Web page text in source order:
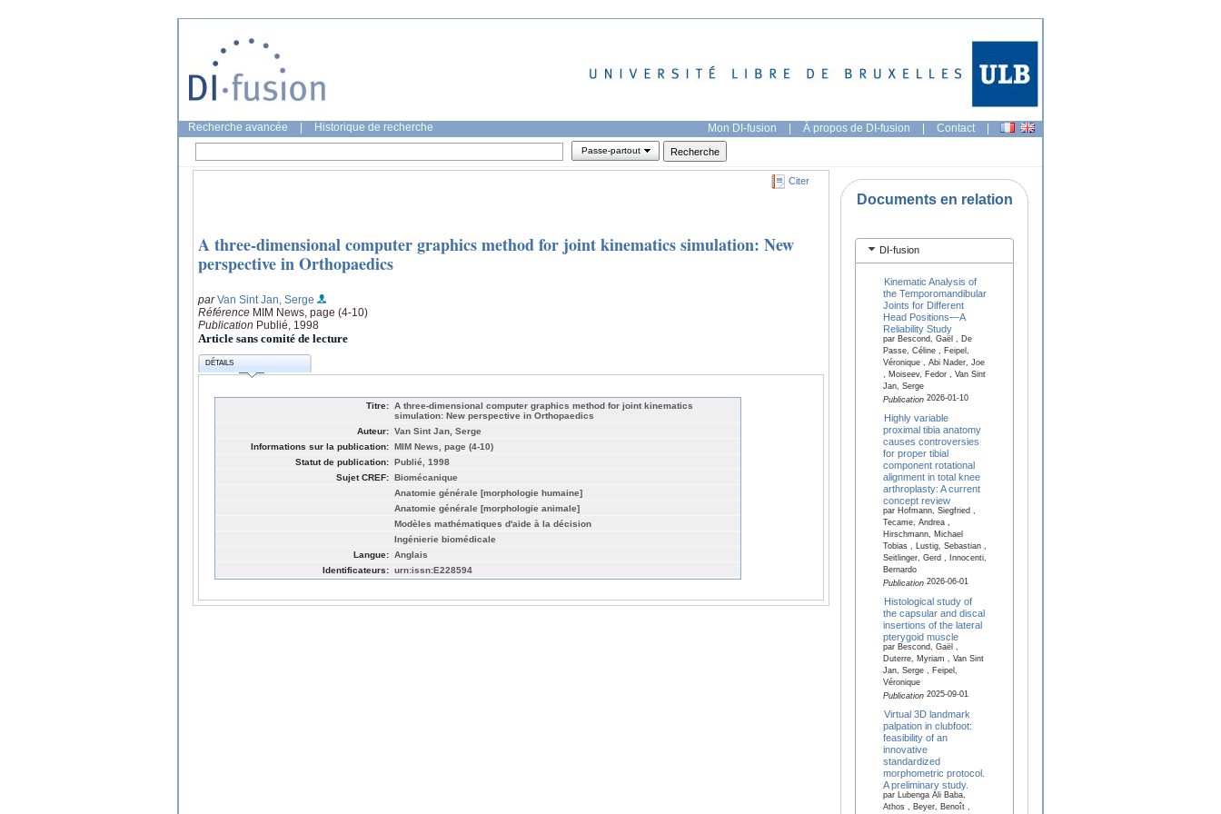
Recherche avancée Historique de recherche Mon DI-fusion | À propos de DI-fusion | Contact |
Passe-partout
Citer
A three-dimensional computer graphics method for joint kinematics simulation: New
perspective in Orthopaedics
parVan Sint Jan, Serge
Référence MIM News, page (4-10)
Publication Publié, 1998
Article sans comité de lecture
DÉTAILS
Titre: A three-dimensional computer graphics method for joint kinematics
simulation: New perspective in Orthopaedics
Auteur: Van Sint Jan, Serge
Informations sur la publication: MIM News, page (4-10)
Statut de publication: Publié, 1998
Sujet CREF: Biomécanique
Anatomie générale [morphologie humaine]
Anatomie générale [morphologie animale]
Modèles mathématiques d'aide à la décision
Ingénierie biomédicale
Langue: Anglais
Identificateurs: urn:issn:E228594
Documents en relation
DI-fusion
Kinematic Analysis of
the Temporomandibular
Joints for Different
Head Positions—A
Reliability Study
par Bescond, Gaël , De
Passe, Céline , Feipel,
Véronique , Abi Nader, Joe
, Moiseev, Fedor , Van Sint
Jan, Serge
Publication2026-01-10
Highly variable
proximal tibia anatomy
causes controversies
for proper tibial
component rotational
alignment in total knee
arthroplasty: A current
concept review
par Hofmann, Siegfried ,
Tecame, Andrea ,
Hirschmann, Michael
Tobias , Lustig, Sebastian ,
Seitlinger, Gerd , Innocenti,
Bernardo
Publication2026-06-01
Histological study of
the capsular and discal
insertions of the lateral
pterygoid muscle
par Bescond, Gaël ,
Duterre, Myriam , Van Sint
Jan, Serge , Feipel,
Véronique
Publication2025-09-01
Virtual 3D landmark
palpation in clubfoot:
feasibility of an
innovative
standardized
morphometric protocol.
A preliminary study.
par Lubenga Ali Baba,
Athos , Beyer, Benoît ,